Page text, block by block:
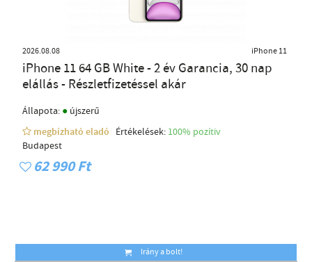
2026.08.08 iPhone 11
iPhone 11 64 GB White - 2 év Garancia, 30 nap
elállás - Részletfizetéssel akár
Állapota: ● újszerű
megbízható eladó
Értékelések: 100% pozítiv
Budapest
62 990 Ft
Irány a bolt!